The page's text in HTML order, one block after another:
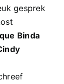
gesprek
Binda